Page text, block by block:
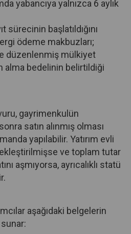
yabancıya yalnızca 6 aylık
sürecinin başlatıldığını
ödeme makbuzları;
düzenlenmiş mülkiyet
alma bedelinin belirtildiği
gayrimenkulün
satın alınmış olması
yapılabilir. Yatırım evli
ve toplam tutar
aşmıyorsa, ayrıcalıklı statü
aşağıdaki belgelerin
sunar: